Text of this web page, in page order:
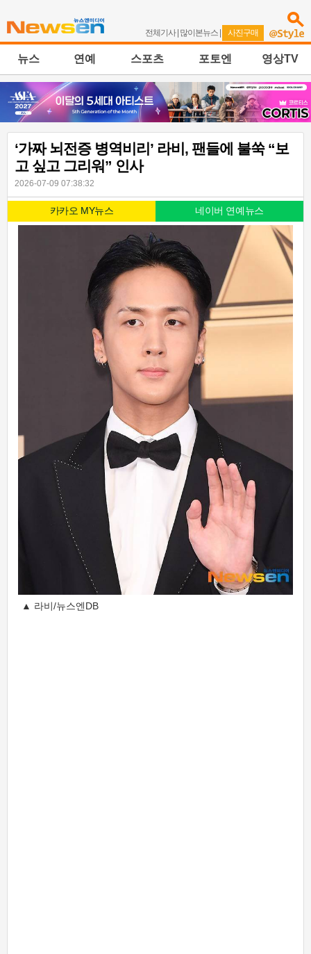
전체기사| 많이본뉴스 | 사진구매
뉴스 연예 스포츠 포토엔 영상TV
‘가짜 뇌전증 병역비리’ 라비, 팬들에 불쑥 “보
고 싶고 그리워” 인사
2026-07-09 07:38:32
카카오 MY뉴스 네이버 연예뉴스
▲ 라비/뉴스엔DB